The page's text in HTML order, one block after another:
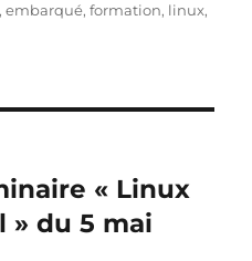
,embarqué,formation, linux,
« Linux
» du 5 mai